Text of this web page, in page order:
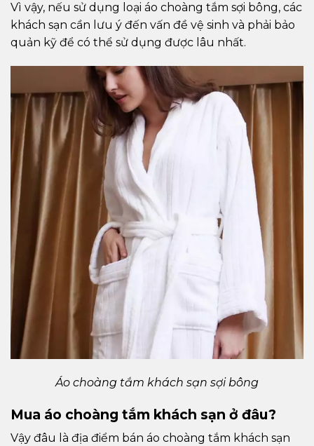
Vì vậy, nếu sử dụng loại áo choàng tắm sợi bông, các
khách sạn cần lưu ý đến vấn đề vệ sinh và phải bảo
quản kỹ để có thể sử dụng được lâu nhất.
Áo choàng tắm khách sạn sợi bông
Mua áo choàng tắm khách sạn ở đâu?
Vậy đâu là địa điểm bán áo choàng tắm khách sạn